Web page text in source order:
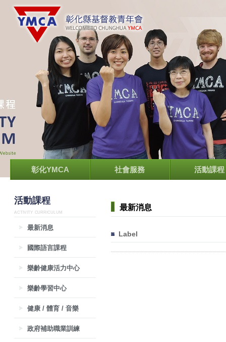
彰化YMCA 社會服務 活動課程
活動課程
ACTIVITY CURRICULUM
最新消息
國際語言課程
樂齡健康活力中心
樂齡學習中心
健康 / 體育 / 音樂
政府補助職業訓練
最新消息
Label